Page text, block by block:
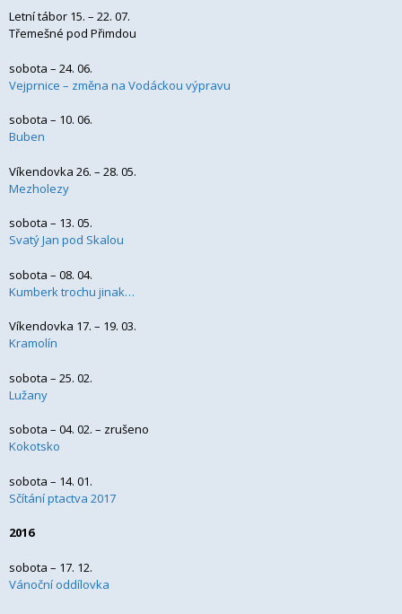
Letní tábor 15. – 22. 07.
Třemešné pod Přimdou
sobota – 24. 06.
Vejprnice – změna na Vodáckou výpravu
sobota – 10. 06.
Buben
Víkendovka 26. – 28. 05.
Mezholezy
sobota – 13. 05.
Svatý Jan pod Skalou
sobota – 08. 04.
Kumberk trochu jinak…
Víkendovka 17. – 19. 03.
Kramolín
sobota – 25. 02.
Lužany
sobota – 04. 02. – zrušeno
Kokotsko
sobota – 14. 01.
Sčítání ptactva 2017
2016
sobota – 17. 12.
Vánoční oddílovka